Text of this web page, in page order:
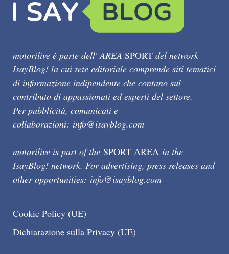
motorilive è parte dell' AREA SPORT del network
IsayBlog! la cui rete editoriale comprende siti tematici
di informazione indipendente che contano sul
contributo di appassionati ed esperti del settore.
Per pubblicità, comunicati e
collaborazioni: info@isayblog.com
motorilive is part of the SPORT AREA in the
IsayBlog! network. For advertising, press releases and
other opportunities: info@isayblog.com
Cookie Policy (UE)
Dichiarazione sulla Privacy (UE)